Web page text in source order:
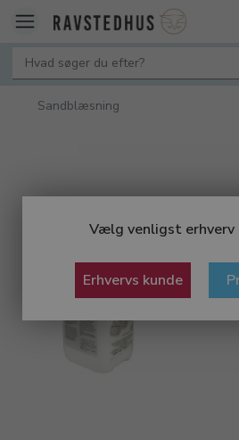
Vælg venligst
Erhvervs kunde
Sandblæsning